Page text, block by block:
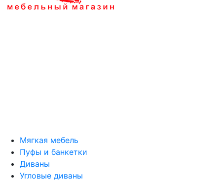
Мягкая мебель
Пуфы и банкетки
Диваны
Угловые диваны